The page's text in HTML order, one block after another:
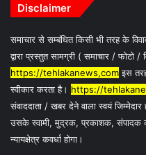
Disclaimer
समाचार से सम्बंधित किसी भी तरह के
द्वारा प्रस्तुत सामग्री ( समाचार / फोटो /
https://tehlakanews,comइस
स्वीकार करता है। https://
संवाददाता / खबर देने वाला स्वयं जिम्मेदार
उसके स्वामी, मुद्रक, प्रकाशक, संपादक की
न्यायक्षेत्र कवर्धा होगा।